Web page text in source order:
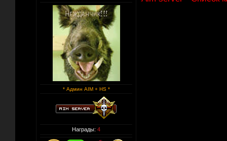
* Админ AIM + HS *
Награды: 4